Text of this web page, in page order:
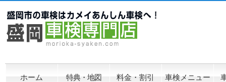
ホーム 特典・地図 料金・割引 車検メニュー